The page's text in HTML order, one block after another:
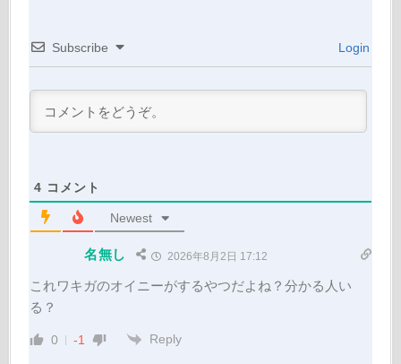
Subscribe Login
4 コメント
Newest
名無し 2026年8月2日 17:12
これワキガのオイニーがするやつだよね？分かる人い
る？
0 -1 Reply